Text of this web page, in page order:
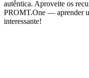
autêntica. Aproveite os
PROMT.One — aprender
interessante!